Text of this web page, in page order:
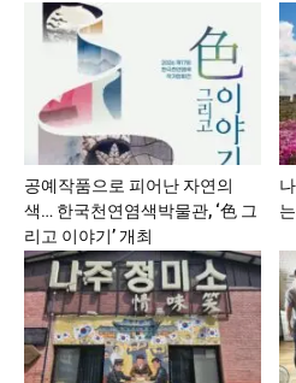
공예작품으로 피어난 자연의
색… 한국천연염색박물관, ‘色 그
리고 이야기’ 개최